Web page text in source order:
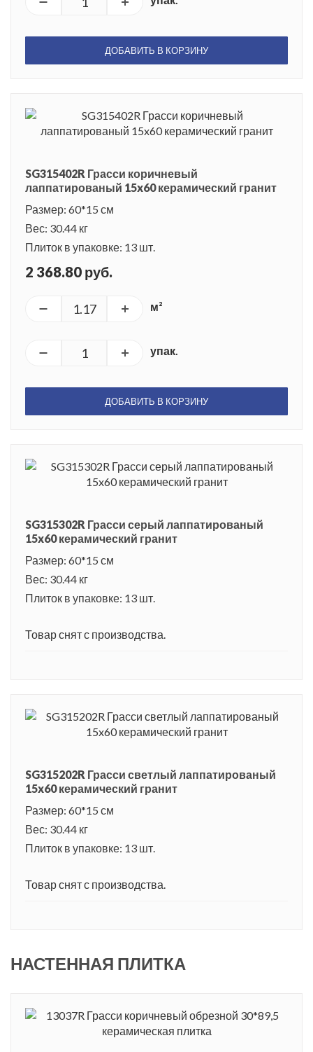
ДОБАВИТЬ В КОРЗИНУ
SG315402R Грасси коричневый
лаппатированый 15x60 керамический гранит
Размер: 60*15 см
Вес: 30.44 кг
Плиток в упаковке: 13 шт.
2 368.80 руб.
м²
упак.
ДОБАВИТЬ В КОРЗИНУ
SG315302R Грасси серый лаппатированый
15x60 керамический гранит
Размер: 60*15 см
Вес: 30.44 кг
Плиток в упаковке: 13 шт.
Товар снят с производства.
SG315202R Грасси светлый лаппатированый
15x60 керамический гранит
Размер: 60*15 см
Вес: 30.44 кг
Плиток в упаковке: 13 шт.
Товар снят с производства.
НАСТЕННАЯ ПЛИТКА